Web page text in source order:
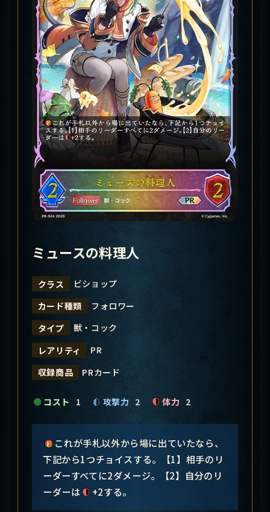
ミュースの料理人
クラス
ビショップ
カード種類
フォロワー
タイプ
獣・コック
レアリティ
PR
収録商品
PRカード
コスト 1 攻撃力 2 体力 2
これが手札以外から場に出ていたなら、
下記から1つチョイスする。【1】相手のリ
ーダーすべてに2ダメージ。【2】自分のリ
ーダーは
+2する。